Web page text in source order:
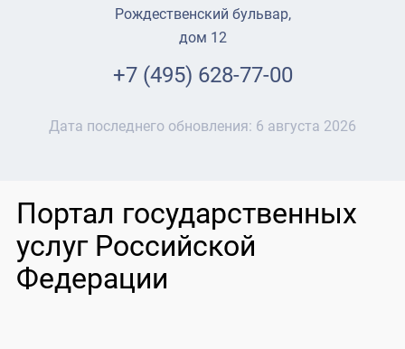
Рождественский бульвар,
дом 12
+7 (495) 628-77-00
Дата последнего обновления: 6 августа 2026
Портал государственных
услуг Российской
Федерации